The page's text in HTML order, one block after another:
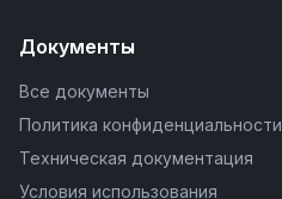
Документы
Все документы
Политика конфиденциальности
Техническая документация
Условия использования